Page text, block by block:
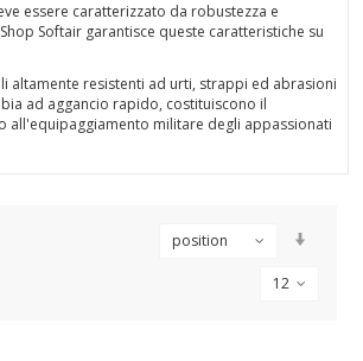
essere caratterizzato da robustezza e
Softair garantisce queste caratteristiche su
altamente resistenti ad urti, strappi ed abrasioni
ad aggancio rapido, costituiscono il
all'equipaggiamento militare degli appassionati
position
12